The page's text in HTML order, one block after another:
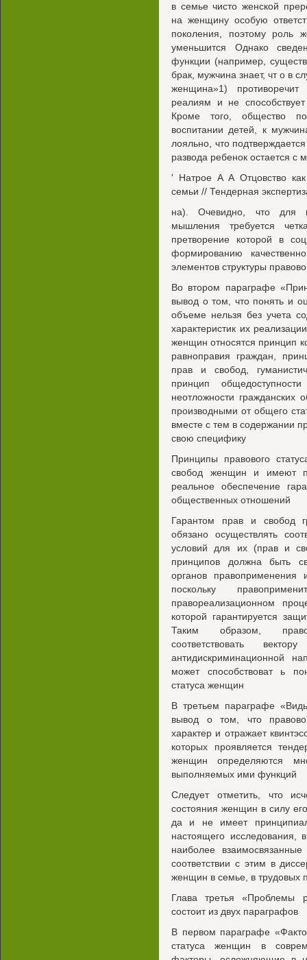
в семье чисто женской
на женщину особую
поколения, поэтому роль
уменьшится Однако
функции (например,
брак, мужчина знает, чт о в
женщина»1) противоречит
реалиям и не
Кроме того, общество
воспитании детей, к
лояльно, что
развода ребенок остается
' Натрое А А Отцовство
семьи // Тендерная
на). Очевидно, что для
мышления требуется
претворение которой в
формированию
элементов структуры
Во втором параграфе
вывод о том, что понять и
объеме нельзя без учета
характеристик их
женщин относятся принцип
равноправия граждан,
прав и свобод,
принцип
неотложности гражданских
производными от общего
вместе с тем в содержании
свою специфику
Принципы правового
свобод женщин и имеют
реальное обеспечение
общественных отношений
Гарантом прав и свобод
обязано осуществлять
условий для их (прав и
принципов должна быть
органов
поскольку
правореализационном
которой гарантируется
Таким образом,
соответствовать
антидискриминационной
может способствоват ь
статуса женщин
В третьем параграфе
вывод о том, что
характер и отражает
которых проявляется
женщин определяются
выполняемых ими функций
Следует отметить, что
состояния женщин в силу
да и не имеет
настоящего исследования,
наиболее
соответствии с этим в
женщин в семье, в трудовых
Глава третья «Проблемы
состоит из двух параграфов
В первом параграфе
статуса женщин в